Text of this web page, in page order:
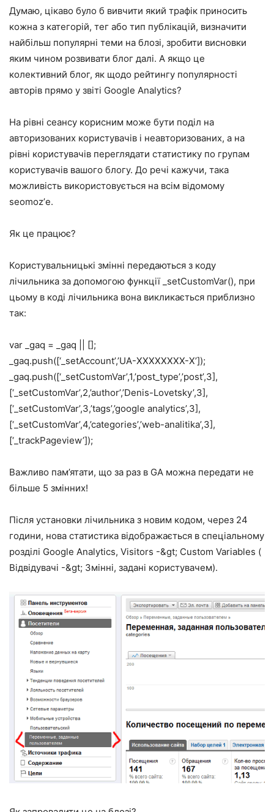
Думаю, цікаво було б вивчити який трафік приносить
кожна з категорій, тег або тип публікацій, визначити
найбільш популярні теми на блозі, зробити висновки
яким чином розвивати блог далі. А якщо це
колективний блог, як щодо рейтингу популярності
авторів прямо у звіті Google Analytics?
На рівні сеансу корисним може бути поділ на
авторизованих користувачів і неавторизованих, а на
рівні користувачів переглядати статистику по групам
користувачів вашого блогу. До речі кажучи, така
можливість використовується на всім відомому
seomoz’е.
Як це працює?
Користувальницькі змінні передаються з коду
лічильника за допомогою функції _setCustomVar(), при
цьому в коді лічильника вона викликається приблизно
так:
var _gaq = _gaq || [];
_gaq.push([‘_setAccount’,’UA-ХХХХХХХХ-X’]);
_gaq.push([‘_setCustomVar’,1,’post_type’,’post’,3],
[‘_setCustomVar’,2,’author’,’Denis-Lovetsky’,3],
[‘_setCustomVar’,3,’tags’,’google analytics’,3],
[‘_setCustomVar’,4,’categories’,’web-analitika’,3],
[‘_trackPageview’]);
Важливо пам’ятати, що за раз в GA можна передати не
більше 5 змінних!
Після установки лічильника з новим кодом, через 24
години, нова статистика відображається в спеціальному
розділі Google Analytics, Visitors -&gt; Custom Variables (
Відвідувачі -&gt; Змінні, задані користувачем).